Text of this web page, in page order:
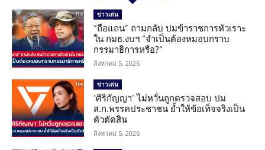
ข่าวเด่น
“ถือแถน” ถามกลับ ปมข้าราชการหัวเราะ
ใน กมธ.งบฯ “จำเป็นต้องหมอบกราบ
กรรมาธิการหรือ?”
สิงหาคม 5, 2026
ข่าวเด่น
‘ศิริกัญญา’ ไม่หวั่นถูกตรวจสอบ ปม
ส.ก.พรรคประชาชน ย้ำให้ข้อเท็จจริงเป็น
ตัวตัดสิน
สิงหาคม 5, 2026